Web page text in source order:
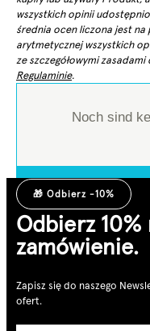
wszystkich opinii
średnia ocen liczona jest
arytmetycznej wszystkich
ze szczegółowymi
Regulaminie.
Noch sind
🎁 Odbierz -10%
Odbierz
zamówienie.
Zapisz się do naszego
ofert.